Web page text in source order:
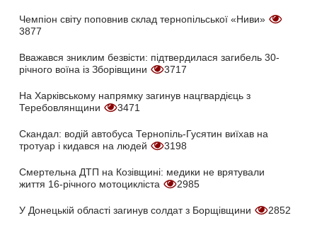
Чемпіон світу поповнив склад тернопільської «Ниви»
3877
Вважався зниклим безвісти: підтвердилася загибель 30-
річного воїна із Зборівщини
3717
На Харківському напрямку загинув нацгвардієць з
Теребовлянщини
3471
Скандал: водій автобуса Тернопіль-Гусятин виїхав на
тротуар і кидався на людей
3198
Смертельна ДТП на Козівщині: медики не врятували
життя 16-річного мотоцикліста
2985
У Донецькій області загинув солдат з Борщівщини 2852